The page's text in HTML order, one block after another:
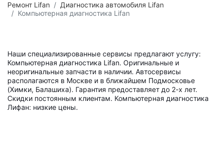
Ремонт Lifan
Диагностика автомобиля Lifan
Компьютерная диагностика Lifan
Наши специализированные сервисы предлагают услугу:
Компьютерная диагностика Lifan. Оригинальные и
неоригинальные запчасти в наличии. Автосервисы
располагаются в Москве и в ближайшем Подмосковье
(Химки, Балашиха). Гарантия предоставляет до 2-х лет.
Скидки постоянным клиентам. Компьютерная диагностика
Лифан: низкие цены.